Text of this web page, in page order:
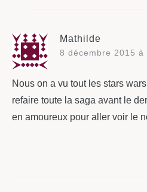
Mathilde
8 décembre 2015 à
Nous on a vu tout les stars
refaire toute la saga avant le
en amoureux pour aller voir le